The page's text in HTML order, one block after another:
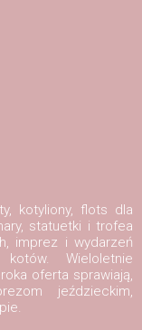
kotyliony, flots dla
statuetki i trofea
imprez i wydarzeń
Wieloletnie
oferta sprawiają,
jeździeckim,